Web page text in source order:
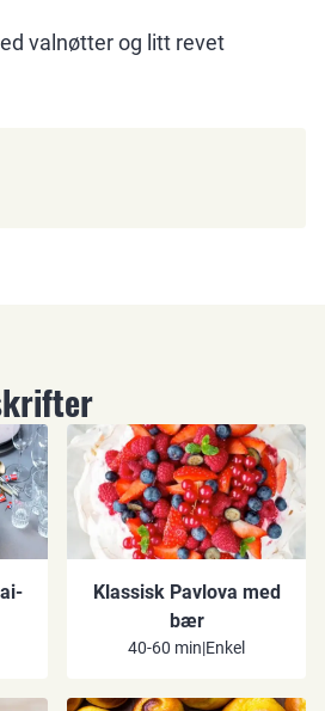
valnøtter og litt revet
Klassisk Pavlova med
bær
40-60 min|Enkel